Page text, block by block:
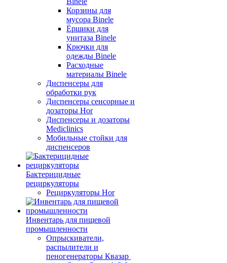
Корзины для
мусора Binele
Ёршики для
унитаза Binele
Крючки для
одежды Binele
Расходные
материалы Binele
Диспенсеры для
обработки рук
Диспенсеры сенсорные и
дозаторы Hor
Диспенсеры и дозаторы
Mediclinics
Мобильные стойки для
диспенсеров
Бактерицидные
рециркуляторы
Рециркуляторы Hor
Инвентарь для пищевой
промышленности
Опрыскиватели,
распылители и
пеногенераторы Квазар